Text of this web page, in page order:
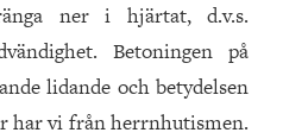
ner i hjärtat, d.v.s.
Betoningen på
lidande och betydelsen
har vi från herrnhutismen.